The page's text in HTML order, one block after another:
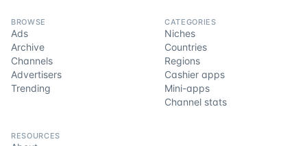
BROWSE
Ads
Archive
Channels
Advertisers
Trending
CATEGORIES
Niches
Countries
Regions
Cashier apps
Mini-apps
Channel stats
RESOURCES